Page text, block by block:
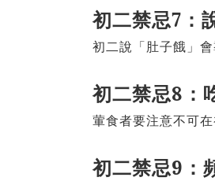
初二禁忌7：
初二說「肚子餓」
初二禁忌8：
葷食者要注意不可
初二禁忌9：